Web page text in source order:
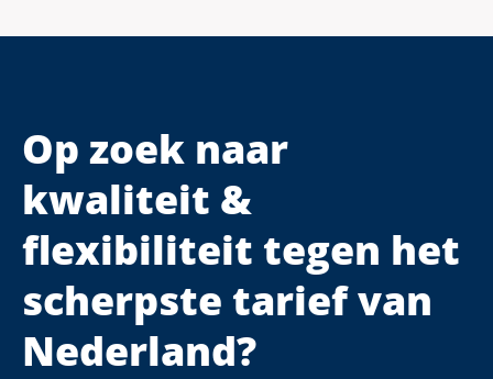
Op zoek naar
kwaliteit &
flexibiliteit tegen het
scherpste tarief van
Nederland?